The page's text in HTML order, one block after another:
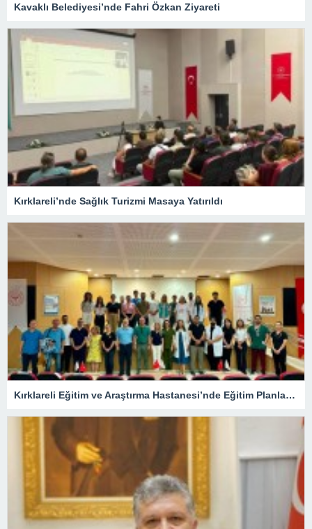
Kavaklı Belediyesi’nde Fahri Özkan Ziyareti
Kırklareli’nde Sağlık Turizmi Masaya Yatırıldı
Kırklareli Eğitim ve Araştırma Hastanesi’nde Eğitim Planlaması Masaya Yatırıldı